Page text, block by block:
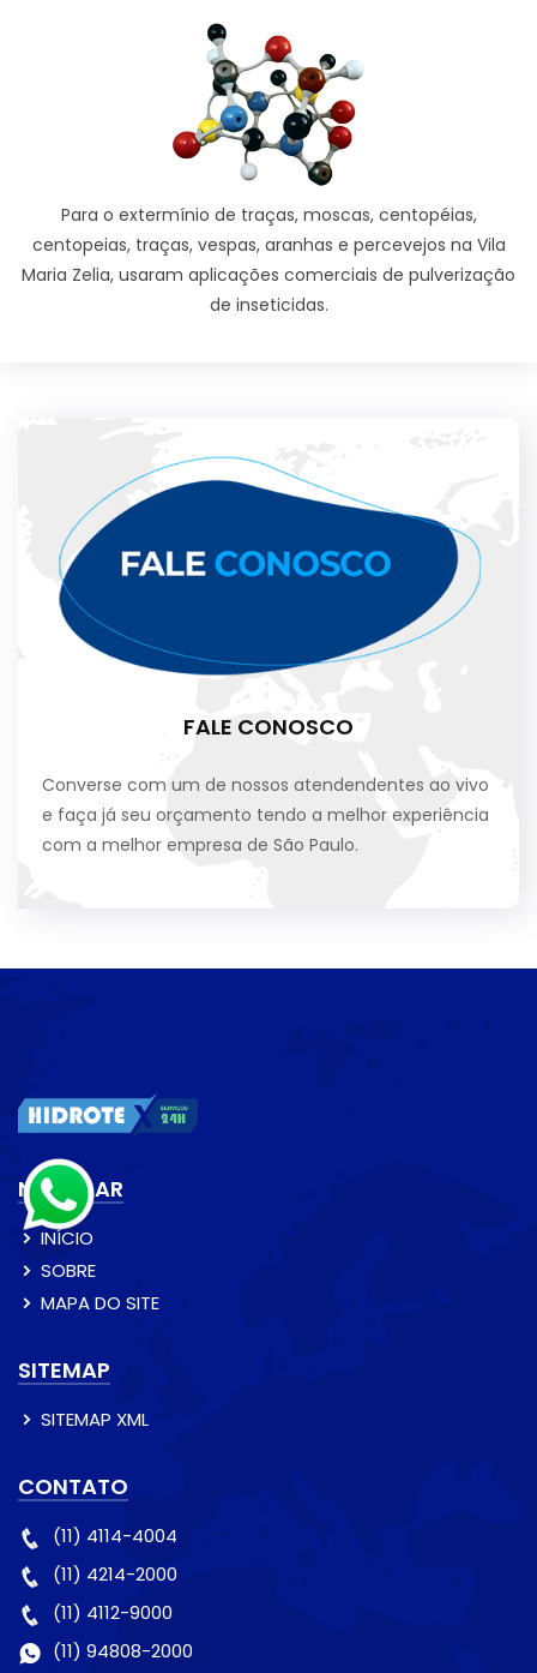
Para o extermínio de traças, moscas, centopéias,
centopeias, traças, vespas, aranhas e percevejos na Vila
Maria Zelia, usaram aplicações comerciais de pulverização
de inseticidas.
FALE CONOSCO
Converse com um de nossos atendendentes ao vivo
e faça já seu orçamento tendo a melhor experiência
com a melhor empresa de São Paulo.
NAVEGAR
INÍCIO
SOBRE
MAPA DO SITE
SITEMAP
SITEMAP XML
CONTATO
(11) 4114-4004
(11) 4214-2000
(11) 4112-9000
(11) 94808-2000